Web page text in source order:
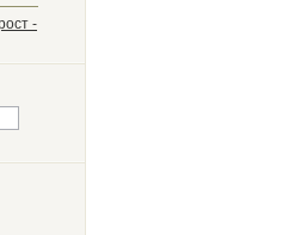
-